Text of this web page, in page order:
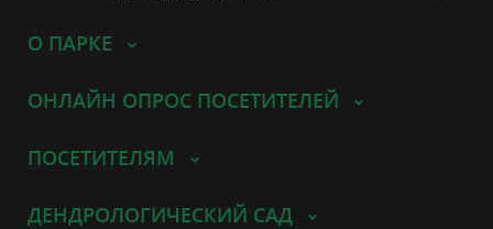
О ПАРКЕ
ОНЛАЙН ОПРОС ПОСЕТИТЕЛЕЙ
ПОСЕТИТЕЛЯМ
ДЕНДРОЛОГИЧЕСКИЙ САД